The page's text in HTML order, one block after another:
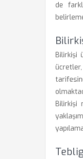
de
Bilirkişi
Bilirkişi